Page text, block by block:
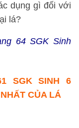
dụng gì đối với
lá?
64 SGK Sinh
SGK SINH 6
CỦA LÁ